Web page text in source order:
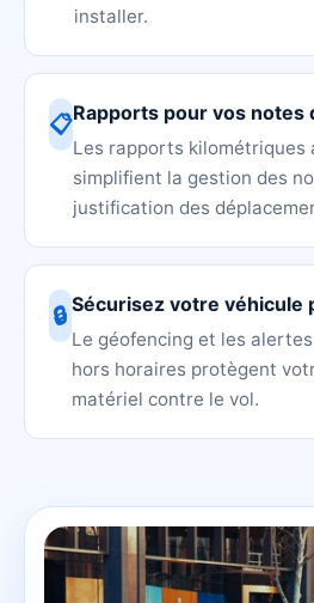
installer.
📋Rapports pour vos notes
Les rapports kilométriques
simplifient la gestion des
justification des
🔒Sécurisez votre véhicule
Le géofencing et les
hors horaires protègent
matériel contre le vol.